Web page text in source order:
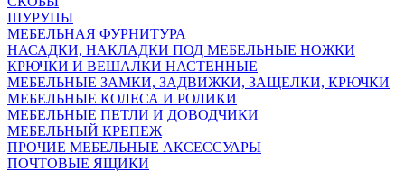
ШУРУПЫ
МЕБЕЛЬНАЯ ФУРНИТУРА
НАСАДКИ, НАКЛАДКИ ПОД МЕБЕЛЬНЫЕ НОЖКИ
КРЮЧКИ И ВЕШАЛКИ НАСТЕННЫЕ
МЕБЕЛЬНЫЕ ЗАМКИ, ЗАДВИЖКИ, ЗАЩЕЛКИ, КРЮЧКИ
МЕБЕЛЬНЫЕ КОЛЕСА И РОЛИКИ
МЕБЕЛЬНЫЕ ПЕТЛИ И ДОВОДЧИКИ
МЕБЕЛЬНЫЙ КРЕПЕЖ
ПРОЧИЕ МЕБЕЛЬНЫЕ АКСЕССУАРЫ
ПОЧТОВЫЕ ЯЩИКИ